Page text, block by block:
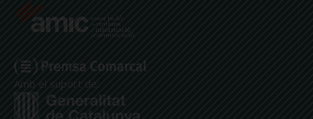
Amb el suport de: